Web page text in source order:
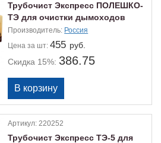
Трубочист Экспресс ПОЛЕШКО-
ТЭ для очистки дымоходов
Производитель: Россия
Цена за шт:455 руб.
Скидка 15%: 386.75
Артикул:220252
Трубочист Экспресс ТЭ-5 для